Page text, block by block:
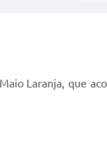
Laranja, que